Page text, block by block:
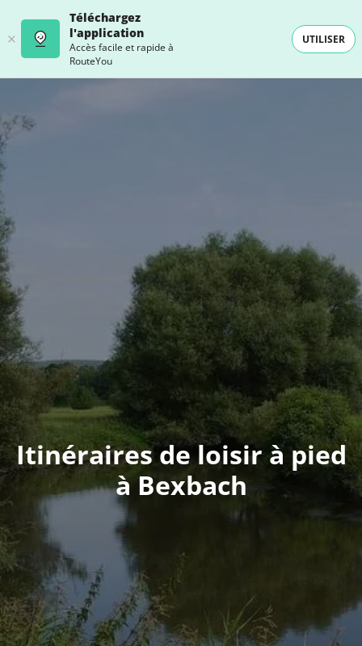
Téléchargez
l'application
Accès facile et rapide à
RouteYou
UTILISER
Itinéraires de loisir à pied
à Bexbach